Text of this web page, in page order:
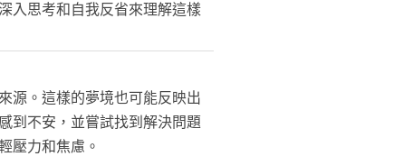
入思考和自我反省來理解這樣
源。這樣的夢境也可能反映出
到不安，並嘗試找到解決問題
壓力和焦慮。